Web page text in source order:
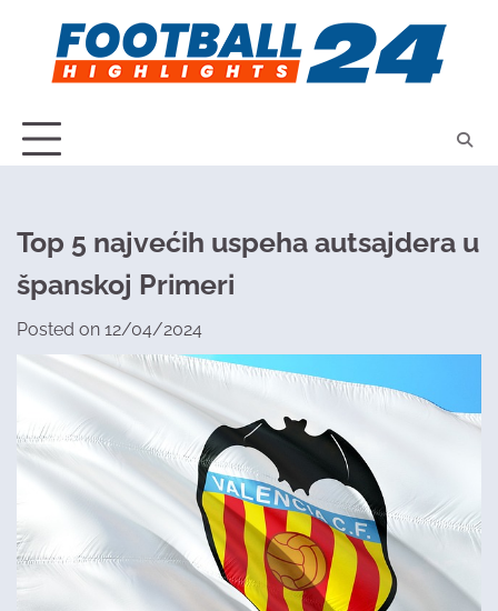
content
Top 5 najvećih uspeha autsajdera u
španskoj Primeri
Posted on 12/04/2024